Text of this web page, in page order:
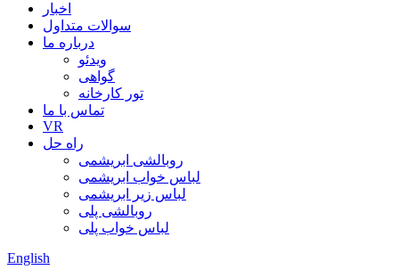
اخبار
سوالات متداول
درباره ما
ویدئو
گواهی
تور کارخانه
تماس با ما
VR
راه حل
روبالشی ابریشمی
لباس خواب ابریشمی
لباس زیر ابریشمی
روبالشی پلی
لباس خواب پلی
English